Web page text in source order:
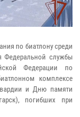
по биатлону среди
Федеральной службы
Федерации по
комплексе
и Дню памяти
погибших при